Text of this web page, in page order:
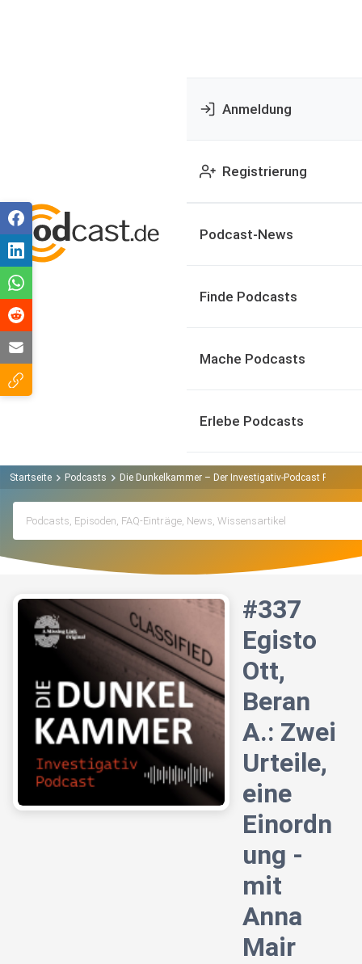
Anmeldung
Registrierung
Podcast-News
Finde Podcasts
Mache Podcasts
Erlebe Podcasts
Startseite Podcasts Die Dunkelkammer – Der Investigativ-Podcast Podcast
#337
Egisto
Ott,
Beran
A.: Zwei
Urteile,
eine
Einordn
ung -
mit
Anna
Mair